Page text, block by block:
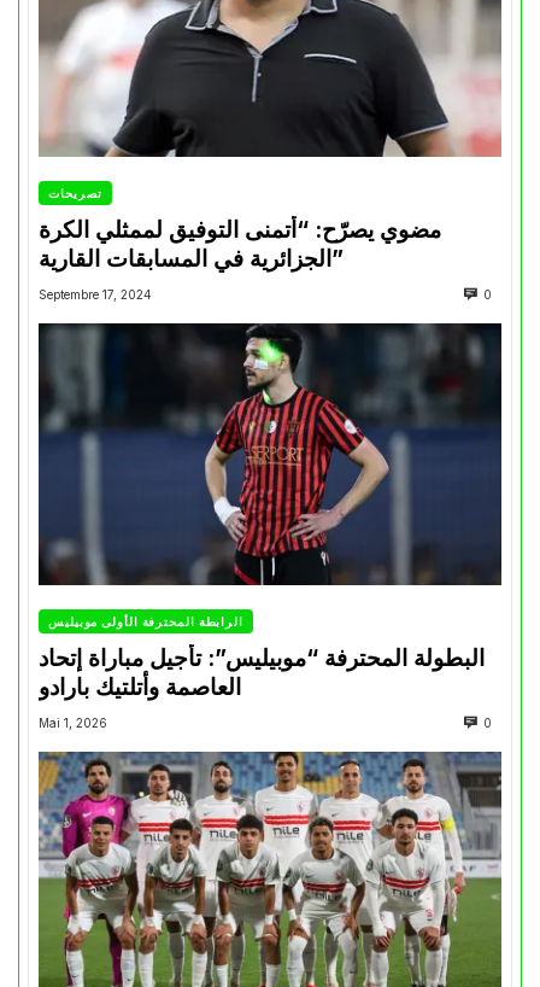
تصريحات
مضوي يصرّح: “أتمنى التوفيق لممثلي الكرة
الجزائرية في المسابقات القارية”
Septembre 17, 2024 0
الرابطة المحترفة الأولى موبيليس
البطولة المحترفة “موبيليس”: تأجيل مباراة إتحاد
العاصمة وأتلتيك بارادو
Mai 1, 2026 0